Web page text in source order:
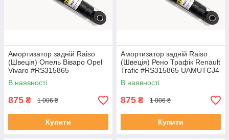
Амортизатор задній Raiso
(Швеція) Опель Віваро Opel
Vivaro #RS315865
UASWDMG4
В наявності
875 ₴ 1 006 ₴
Купити
Амортизатор задній Raiso
(Швеція) Рено Трафік Renault
Trafic #RS315865 UAMUTCJ4
В наявності
875 ₴ 1 006 ₴
Купити